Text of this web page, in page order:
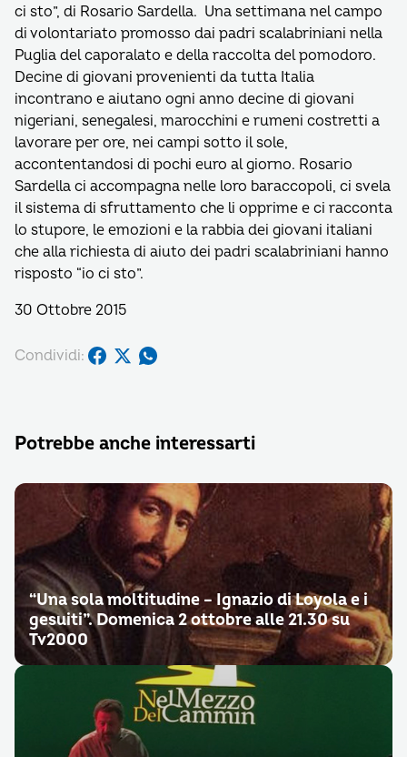
ci sto”, di Rosario Sardella. Una settimana nel campo
di volontariato promosso dai padri scalabriniani nella
Puglia del caporalato e della raccolta del pomodoro.
Decine di giovani provenienti da tutta Italia
incontrano e aiutano ogni anno decine di giovani
nigeriani, senegalesi, marocchini e rumeni costretti a
lavorare per ore, nei campi sotto il sole,
accontentandosi di pochi euro al giorno. Rosario
Sardella ci accompagna nelle loro baraccopoli, ci svela
il sistema di sfruttamento che li opprime e ci racconta
lo stupore, le emozioni e la rabbia dei giovani italiani
che alla richiesta di aiuto dei padri scalabriniani hanno
risposto “io ci sto”.
30 Ottobre 2015
Condividi:
Potrebbe anche interessarti
“Una sola moltitudine – Ignazio di Loyola e i
gesuiti”. Domenica 2 ottobre alle 21.30 su
Tv2000